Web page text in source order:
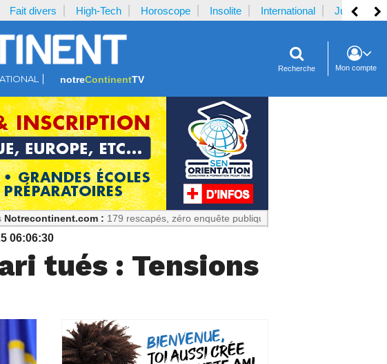
Fait divers High-Tech Horoscope Insolite International Justice
notreContinentTV
Recherche Mon compte
: 179 rescapés, zéro enquête publique : Un échec prévisible
06:06:30
tués : Tensions